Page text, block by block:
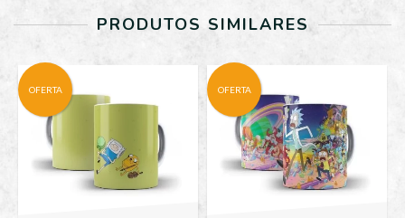
PRODUTOS SIMILARES
OFERTA OFERTA